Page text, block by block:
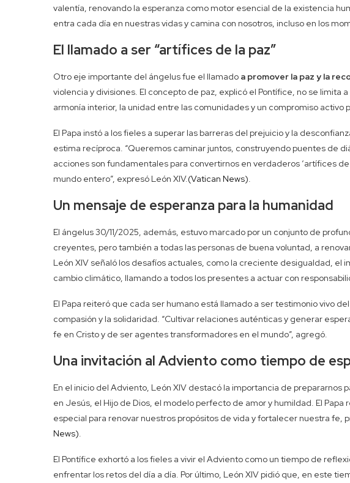
valentía, renovando la esperanza como motor esencial de la existencia
entra cada día en nuestras vidas y camina con nosotros, incluso en los
El llamado a ser “artífices de la paz”
Otro eje importante del ángelus fue el llamado a promover la paz y la
violencia y divisiones. El concepto de paz, explicó el Pontífice, no se limita
armonía interior, la unidad entre las comunidades y un compromiso activo
El Papa instó a los fieles a superar las barreras del prejuicio y la
estima recíproca. “Queremos caminar juntos, construyendo puentes de
acciones son fundamentales para convertirnos en verdaderos ‘artífices
mundo entero”, expresó León XIV.(Vatican News).
Un mensaje de esperanza para la humanidad
El ángelus 30/11/2025, además, estuvo marcado por un conjunto de
creyentes, pero también a todas las personas de buena voluntad, a
León XIV señaló los desafíos actuales, como la creciente desigualdad, el
cambio climático, llamando a todos los presentes a actuar con
El Papa reiteró que cada ser humano está llamado a ser testimonio vivo
compasión y la solidaridad. “Cultivar relaciones auténticas y generar
fe en Cristo y de ser agentes transformadores en el mundo”, agregó.
Una invitación al Adviento como tiempo de
En el inicio del Adviento, León XIV destacó la importancia de prepararnos
en Jesús, el Hijo de Dios, el modelo perfecto de amor y humildad. El
especial para renovar nuestros propósitos de vida y fortalecer nuestra fe,
News).
El Pontífice exhortó a los fieles a vivir el Adviento como un tiempo de
enfrentar los retos del día a día. Por último, León XIV pidió que, en este